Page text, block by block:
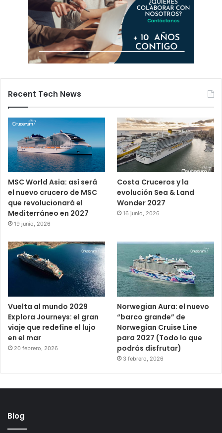
Recent Tech News
MSC World Asia: así será
el nuevo crucero de MSC
que revolucionará el
Mediterráneo en 2027
19 junio, 2026
Costa Cruceros y la
evolución Sea & Land
Wonder 2027
16 junio, 2026
Vuelta al mundo 2029
Explora Journeys: el gran
viaje que redefine el lujo
en el mar
20 febrero, 2026
Norwegian Aura: el nuevo
“barco grande” de
Norwegian Cruise Line
para 2027 (Todo lo que
podrás disfrutar)
3 febrero, 2026
Blog